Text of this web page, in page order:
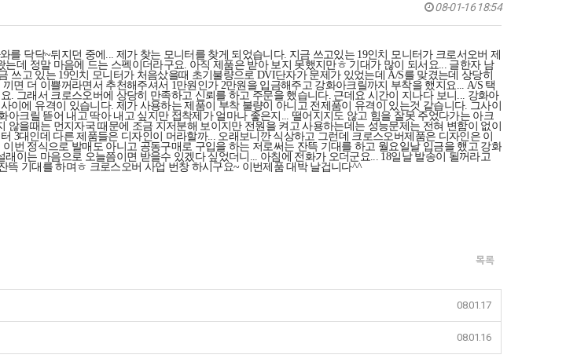
08-01-16 18:54
를 닥닥~뒤지던 중에... 제가 찾는 모니터를 찾게 되었습니다. 지금 쓰고있는 19인치 모니터가 크로서오버 제
데 정말 마음에 드는 스펙이더라구요. 아직 제품은 받아 보지 못했지만ㅎ 기대가 많이 되서요... 글한자 남
쓰고 있는 19인치 모니터가 처음샀을때 초기불량으로 DVI단자가 문제가 있었는데 A/S를 맞겼는데 상당히
면 더 이쁠꺼라면서 추천해주셔서 1만원인가 2만원을 입금해주고 강화아크릴까지 부착을 했지요... A/S 택
. 그래서 크로스오버에 상당히 만족하고 신뢰를 하고 주문을 했습니다. 근데요 시간이 지나다 보니... 강화아
이에 유격이 있습니다. 제가 사용하는 제품이 부착 불량이 아니고 전제품이 유격이 있는것 같습니다. 그사이
아크릴 뜯어 내고 딱아 내고 싶지만 접착제가 얼마나 좋은지... 떨어지지도 않고 힘을 잘못 주었다가는 아크
않을때는 먼지자국 때문에 조금 지저분해 보이지만 전원을 켜고 사용하는데는 성능문제는 전혀 변함이 없이
3대인데 다른 제품들은 디자인이 머라할까... 오래보니깐 식상하고 그런데 크로스오버제품은 디자인은 이
번 정식으로 발매도 아니고 공동구매로 구입을 하는 저로써는 잔뜩 기대를 하고 월요일날 입금을 했고 강화
이는 마음으로 오늘쯤이면 받을수 있겠다 싶었더니... 아침에 전화가 오더군요... 18일날 발송이 될꺼라고
뜩 기대를 하며ㅎ 크로스오버 사업 번창 하시구요~ 이번제품 대박 날겁니다^^
목록
08.01.17
08.01.16